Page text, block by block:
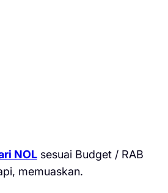
NOLsesuai Budget / RAB
memuaskan.